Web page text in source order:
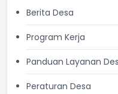
Berita Desa
Program Kerja
Panduan Layanan
Peraturan Desa